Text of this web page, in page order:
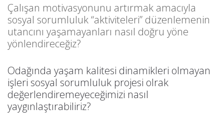
Çalışan motivasyonunu artırmak amacıyla
sosyal sorumluluk “aktiviteleri” düzenlemenin
utancını yaşamayanları nasıl doğru yöne
yönlendireceğiz?
Odağında yaşam kalitesi dinamikleri olmayan
işleri sosyal sorumluluk projesi olrak
değerlendiremeyeceğimizi nasıl
yaygınlaştırabiliriz?